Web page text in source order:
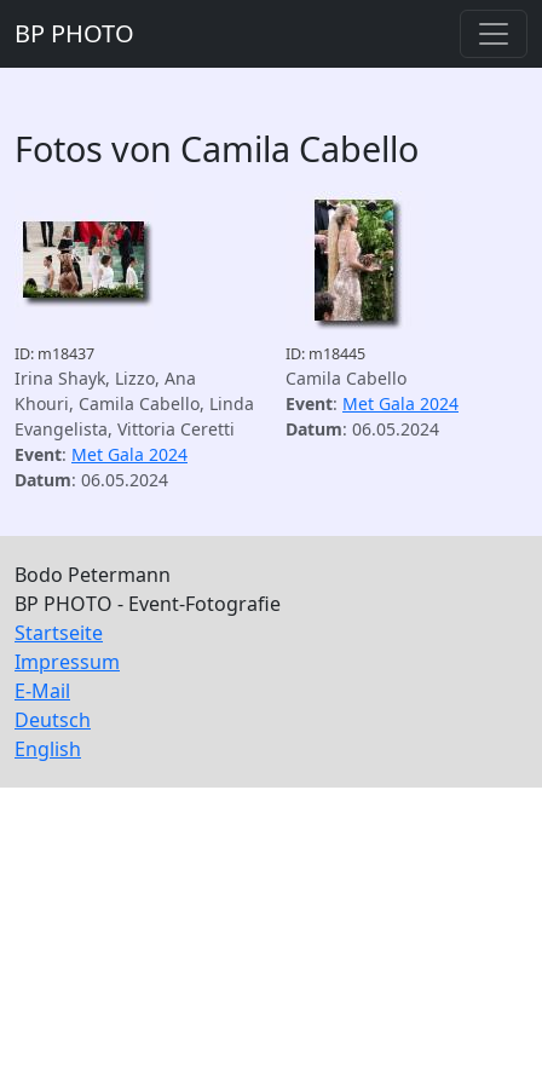
BP PHOTO
Fotos von Camila Cabello
ID: m18437
Irina Shayk, Lizzo, Ana
Khouri, Camila Cabello, Linda
Evangelista, Vittoria Ceretti
Event: Met Gala 2024
Datum: 06.05.2024
ID: m18445
Camila Cabello
Event: Met Gala 2024
Datum: 06.05.2024
Bodo Petermann
BP PHOTO - Event-Fotografie
Startseite
Impressum
E-Mail
Deutsch
English